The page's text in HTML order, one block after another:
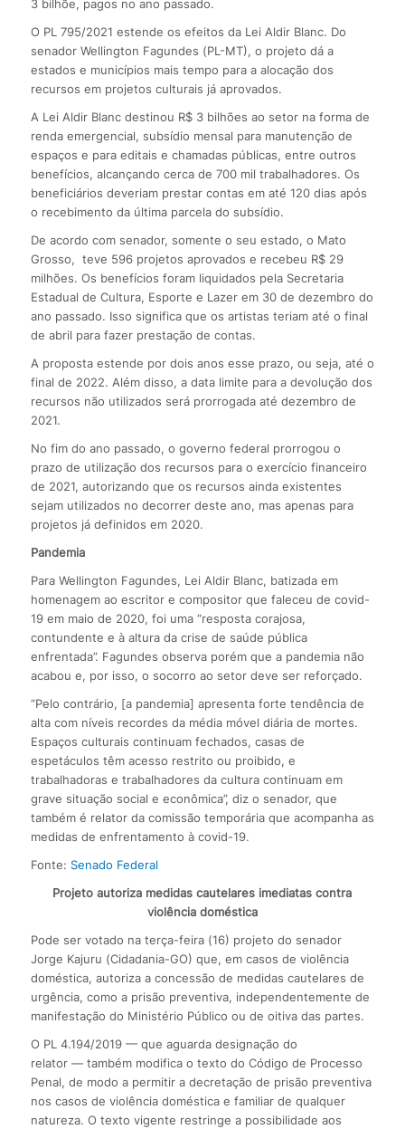
3 bilhõe, pagos no ano passado.
O PL 795/2021 estende os efeitos da Lei Aldir Blanc. Do
senador Wellington Fagundes (PL-MT), o projeto dá a
estados e municípios mais tempo para a alocação dos
recursos em projetos culturais já aprovados.
A Lei Aldir Blanc destinou R$ 3 bilhões ao setor na forma de
renda emergencial, subsídio mensal para manutenção de
espaços e para editais e chamadas públicas, entre outros
benefícios, alcançando cerca de 700 mil trabalhadores. Os
beneficiários deveriam prestar contas em até 120 dias após
o recebimento da última parcela do subsídio.
De acordo com senador, somente o seu estado, o Mato
Grosso, teve 596 projetos aprovados e recebeu R$ 29
milhões. Os benefícios foram liquidados pela Secretaria
Estadual de Cultura, Esporte e Lazer em 30 de dezembro do
ano passado. Isso significa que os artistas teriam até o final
de abril para fazer prestação de contas.
A proposta estende por dois anos esse prazo, ou seja, até o
final de 2022. Além disso, a data limite para a devolução dos
recursos não utilizados será prorrogada até dezembro de
2021.
No fim do ano passado, o governo federal prorrogou o
prazo de utilização dos recursos para o exercício financeiro
de 2021, autorizando que os recursos ainda existentes
sejam utilizados no decorrer deste ano, mas apenas para
projetos já definidos em 2020.
Pandemia
Para Wellington Fagundes, Lei Aldir Blanc, batizada em
homenagem ao escritor e compositor que faleceu de covid-
19 em maio de 2020, foi uma “resposta corajosa,
contundente e à altura da crise de saúde pública
enfrentada”. Fagundes observa porém que a pandemia não
acabou e, por isso, o socorro ao setor deve ser reforçado.
“Pelo contrário, [a pandemia] apresenta forte tendência de
alta com níveis recordes da média móvel diária de mortes.
Espaços culturais continuam fechados, casas de
espetáculos têm acesso restrito ou proibido, e
trabalhadoras e trabalhadores da cultura continuam em
grave situação social e econômica”, diz o senador, que
também é relator da comissão temporária que acompanha as
medidas de enfrentamento à covid-19.
Fonte: Senado Federal
Projeto autoriza medidas cautelares imediatas contra
violência doméstica
Pode ser votado na terça-feira (16) projeto do senador
Jorge Kajuru (Cidadania-GO) que, em casos de violência
doméstica, autoriza a concessão de medidas cautelares de
urgência, como a prisão preventiva, independentemente de
manifestação do Ministério Público ou de oitiva das partes.
O PL 4.194/2019 — que aguarda designação do
relator — também modifica o texto do Código de Processo
Penal, de modo a permitir a decretação de prisão preventiva
nos casos de violência doméstica e familiar de qualquer
natureza. O texto vigente restringe a possibilidade aos